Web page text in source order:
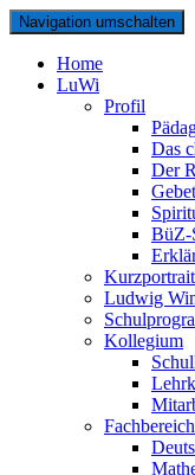
Navigation umschalten
Home
LuWi
Profil
Das
Der
BüZ-
Kurzportrait
Ludwig
Kollegium